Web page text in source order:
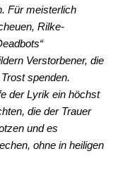
Für meisterlich
Rilke-
Verstorbener, die
spenden.
der Lyrik ein höchst
die der Trauer
und es
ohne in heiligen